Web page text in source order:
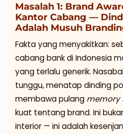
Masalah 1: Brand
Kantor Cabang —
Adalah Musuh
Fakta yang menyakitkan:
cabang bank di Indonesia
yang terlalu generik.
tunggu, menatap dinding
membawa pulang memory
kuat tentang brand. Ini
interior — ini adalah